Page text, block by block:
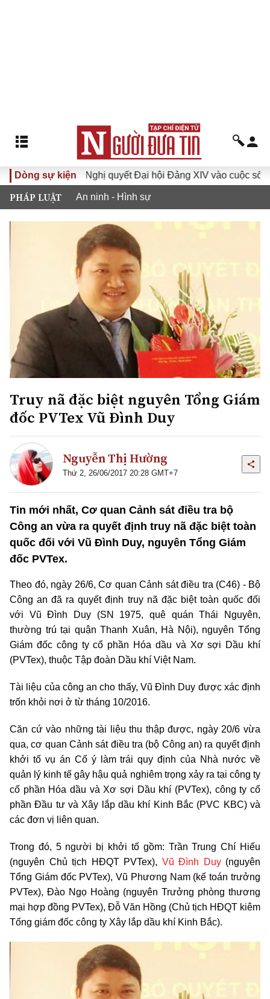
Dòng sự kiện
Đưa Nghị quyết Đại hội Đảng XIV vào cuộc sống
PHÁP LUẬT An ninh - Hình sự
Truy nã đặc biệt nguyên Tổng Giám
đốc PVTex Vũ Đình Duy
Nguyễn Thị Hường
Thứ 2, 26/06/2017 20:28 GMT+7
Tin mới nhất, Cơ quan Cảnh sát điều tra bộ
Công an vừa ra quyết định truy nã đặc biệt toàn
quốc đối với Vũ Đình Duy, nguyên Tổng Giám
đốc PVTex.
Theo đó, ngày 26/6, Cơ quan Cảnh sát điều tra (C46) - Bộ
Công an đã ra quyết định truy nã đặc biệt toàn quốc đối
với Vũ Đình Duy (SN 1975, quê quán Thái Nguyên,
thường trú tại quận Thanh Xuân, Hà Nội), nguyên Tổng
Giám đốc công ty cổ phần Hóa dầu và Xơ sợi Dầu khí
(PVTex), thuộc Tập đoàn Dầu khí Việt Nam.
Tài liệu của công an cho thấy, Vũ Đình Duy được xác định
trốn khỏi nơi ở từ tháng 10/2016.
Căn cứ vào những tài liệu thu thập được, ngày 20/6 vừa
qua, cơ quan Cảnh sát điều tra (bộ Công an) ra quyết định
khởi tố vụ án Cố ý làm trái quy định của Nhà nước về
quản lý kinh tế gây hậu quả nghiêm trọng xảy ra tại công ty
cổ phần Hóa dầu và Xơ sợi Dầu khí (PVTex), công ty cổ
phần Đầu tư và Xây lắp dầu khí Kinh Bắc (PVC KBC) và
các đơn vị liên quan.
Trong đó, 5 người bị khởi tố gồm: Trần Trung Chí Hiếu
(nguyên Chủ tịch HĐQT PVTex), Vũ Đình Duy(nguyên
Tổng Giám đốc PVTex), Vũ Phương Nam (kế toán trưởng
PVTex), Đào Ngọ Hoàng (nguyên Trưởng phòng thương
mại hợp đồng PVTex), Đỗ Văn Hồng (Chủ tịch HĐQT kiêm
Tổng giám đốc công ty Xây lắp dầu khí Kinh Bắc).